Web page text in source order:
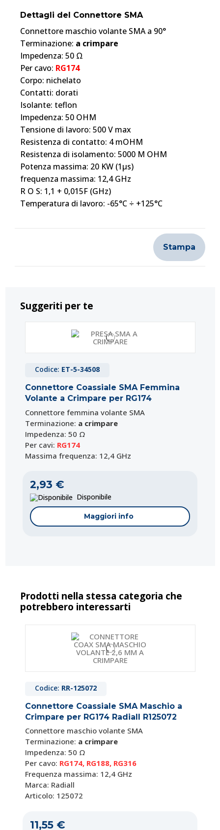
Dettagli del Connettore SMA
Connettore maschio volante SMA a 90°
Terminazione: a crimpare
Impedenza: 50 Ω
Per cavo: RG174
Corpo: nichelato
Contatti: dorati
Isolante: teflon
Impedenza: 50 OHM
Tensione di lavoro: 500 V max
Resistenza di contatto: 4 mOHM
Resistenza di isolamento: 5000 M OHM
Potenza massima: 20 KW (1µs)
frequenza massima: 12,4 GHz
R O S: 1,1 + 0,015F (GHz)
Temperatura di lavoro: -65°C ÷ +125°C
Stampa
Suggeriti per te
Codice: ET-5-34508
Connettore Coassiale SMA Femmina
Volante a Crimpare per RG174
Connettore femmina volante SMA
Terminazione: a crimpare
Impedenza: 50 Ω
Per cavi: RG174
Massima frequenza: 12,4 GHz
2,93 €
Disponibile
Maggiori info
ET-7-1923
Pinza Crimpatrice per Connettori
Coassiali per Cavo RG174, RG179, RG188,
RG178, RG316
coassiali
Modello: HT-336J
Per connettori: BNC -F - SMA -FME - N - TNC -
UHF - MINI UHF
Adatta ai cavi: RG122,
RG187,RG188, RG195, FIBRA OTTICA, RG178 &
RG316
Impugnatura rivestita in pvc colore arancione
Corpo: acciaio temperato
Prodotti nella stessa categoria che
potrebbero interessarti
Codice: RR-125072
Connettore Coassiale SMA Maschio a
Crimpare per RG174 Radiall R125072
Connettore maschio volante SMA
Terminazione: a crimpare
Impedenza: 50 Ω
Per cavo: RG174, RG188, RG316
Frequenza massima: 12,4 GHz
Marca: Radiall
Articolo: 125072
11,55 €